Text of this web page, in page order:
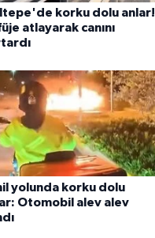
korku dolu anlar!
atlayarak canını
yolunda korku dolu
Otomobil alev alev